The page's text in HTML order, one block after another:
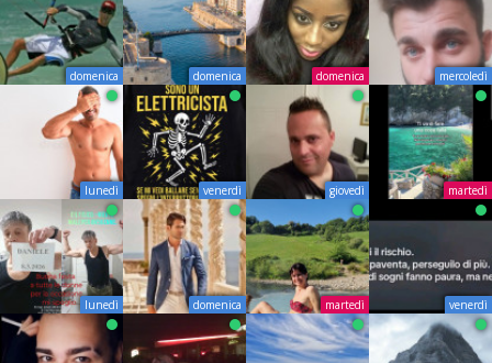
domenica domenica domenica mercoledì
lunedì venerdì giovedì martedì
lunedì domenica martedì venerdì